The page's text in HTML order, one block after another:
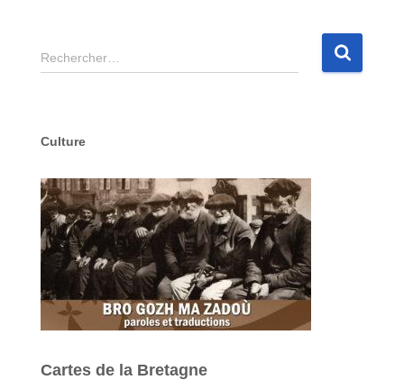
R
e
r
h
e
r
Rechercher…
Culture
Cartes de la Bretagne